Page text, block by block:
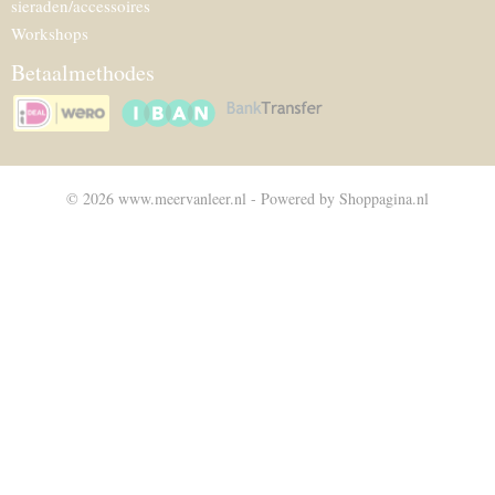
sieraden/accessoires
Workshops
Betaalmethodes
© 2026 www.meervanleer.nl - Powered by Shoppagina.nl